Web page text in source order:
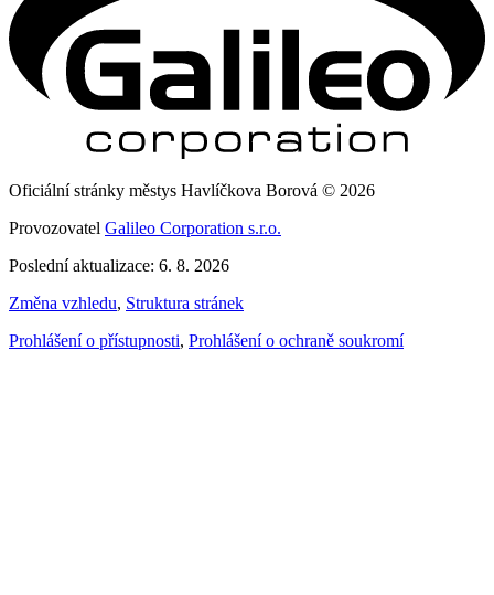
Oficiální stránky městys Havlíčkova Borová © 2026
Provozovatel Galileo Corporation s.r.o.
Poslední aktualizace: 6. 8. 2026
Změna vzhledu, Struktura stránek
Prohlášení o přístupnosti, Prohlášení o ochraně soukromí